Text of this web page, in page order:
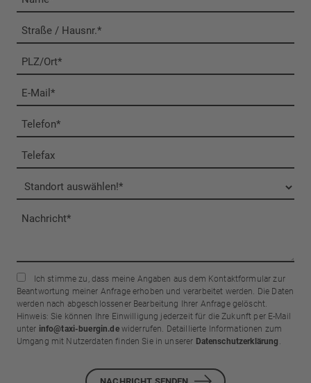
Ich stimme zu, dass meine Angaben aus dem Kontaktformular zur
Beantwortung meiner Anfrage erhoben und verarbeitet werden. Die Daten
werden nach abgeschlossener Bearbeitung Ihrer Anfrage gelöscht.
Hinweis: Sie können Ihre Einwilligung jederzeit für die Zukunft per E-Mail
unter info@taxi-buergin.dewiderrufen. Detaillierte Informationen zum
Umgang mit Nutzerdaten finden Sie in unserer Datenschutzerklärung